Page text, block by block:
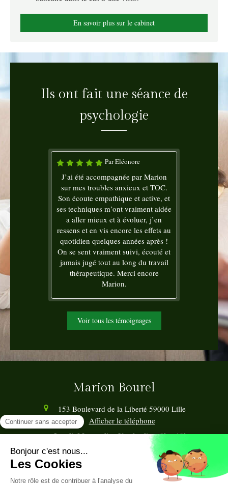
En savoir plus sur le cabinet
Ils ont fait une séance de
psychologie
Par Eléonore
J’ai été accompagnée par Marion
sur mes troubles anxieux et TOC.
Son écoute empathique et active, et
ses techniques m’ont vraiment aidée
a aller mieux et à évoluer, j’en
ressens et en vis encore les effets au
quotidien quelques années après !
On se sent vraiment suivi, écouté et
jamais jugé tout au long du travail
thérapeutique. Merci encore
Marion.
Voir tous les témoignages
Marion Bourel
153 Boulevard de la Liberté 59000 Lille
Afficher le téléphone
LesLundi,MercredietVendredide9hà19h
LeSamedi 12h30